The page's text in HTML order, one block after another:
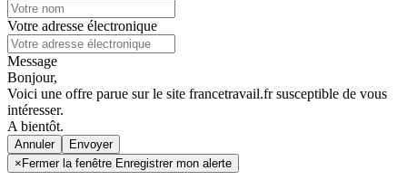
Votre adresse électronique
Message
Bonjour,
Voici une offre parue sur le site francetravail.fr susceptible de vous
intéresser.
A bientôt.
Annuler
× Fermer la fenêtre Enregistrer mon alerte